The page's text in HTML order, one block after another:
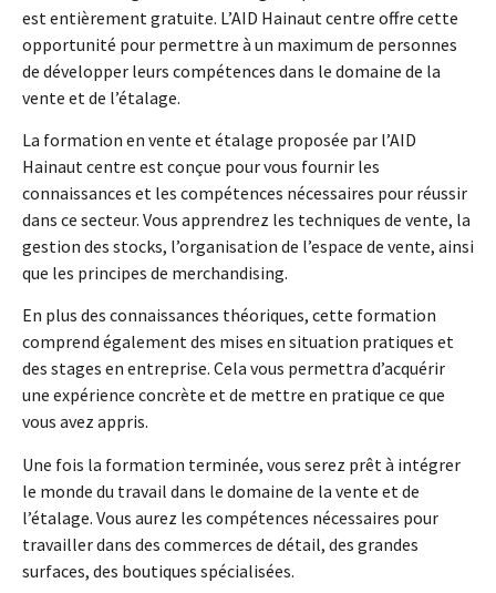
est entièrement gratuite. L’AID Hainaut centre offre cette
opportunité pour permettre à un maximum de personnes
de développer leurs compétences dans le domaine de la
vente et de l’étalage.
La formation en vente et étalage proposée par l’AID
Hainaut centre est conçue pour vous fournir les
connaissances et les compétences nécessaires pour réussir
dans ce secteur. Vous apprendrez les techniques de vente, la
gestion des stocks, l’organisation de l’espace de vente, ainsi
que les principes de merchandising.
En plus des connaissances théoriques, cette formation
comprend également des mises en situation pratiques et
des stages en entreprise. Cela vous permettra d’acquérir
une expérience concrète et de mettre en pratique ce que
vous avez appris.
Une fois la formation terminée, vous serez prêt à intégrer
le monde du travail dans le domaine de la vente et de
l’étalage. Vous aurez les compétences nécessaires pour
travailler dans des commerces de détail, des grandes
surfaces, des boutiques spécialisées.